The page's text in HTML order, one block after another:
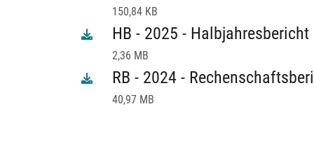
150,84 KB
HB - 2025 - Halbjahresbericht
2,36 MB
RB - 2024 -
40,97 MB